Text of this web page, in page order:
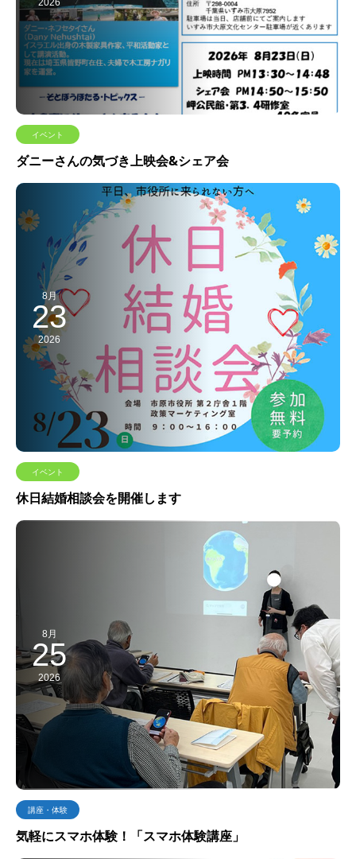
イベント
ダニーさんの気づき上映会&シェア会
8月
23
2026
イベント
休日結婚相談会を開催します
8月
25
2026
講座・体験
気軽にスマホ体験！「スマホ体験講座」